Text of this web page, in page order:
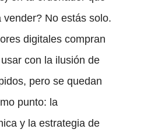
No estás solo.
digitales compran
con la ilusión de
pero se quedan
punto: la
y la estrategia de